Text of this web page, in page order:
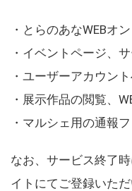
・とらのあなWEBオ
・イベントページ、
・ユーザーアカウン
・展示作品の閲覧、
・マルシェ用の通報
なお、サービス終了
イトにてご登録いた